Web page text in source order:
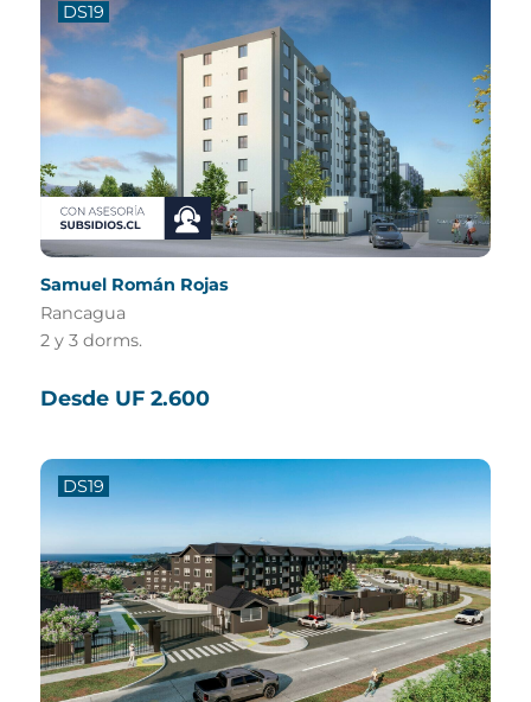
DS19
Samuel Román Rojas
Rancagua
2 y 3 dorms.
Desde UF 2.600
DS19